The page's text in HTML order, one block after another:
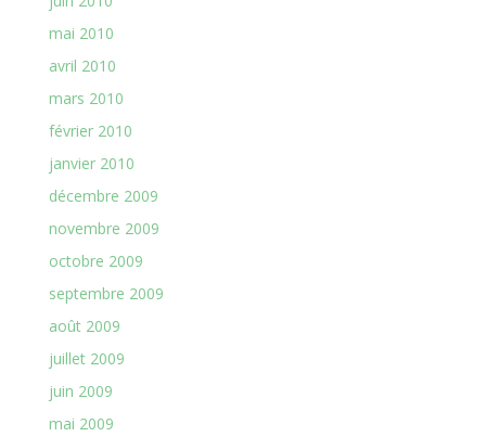
mai 2010
avril 2010
mars 2010
février 2010
janvier 2010
décembre 2009
novembre 2009
octobre 2009
septembre 2009
août 2009
juillet 2009
juin 2009
mai 2009